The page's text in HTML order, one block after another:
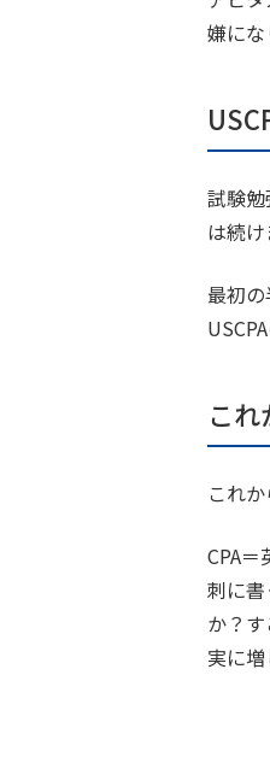
嫌に
試験
は続
最初
こ
これ
CPA
刺に
か？
実に